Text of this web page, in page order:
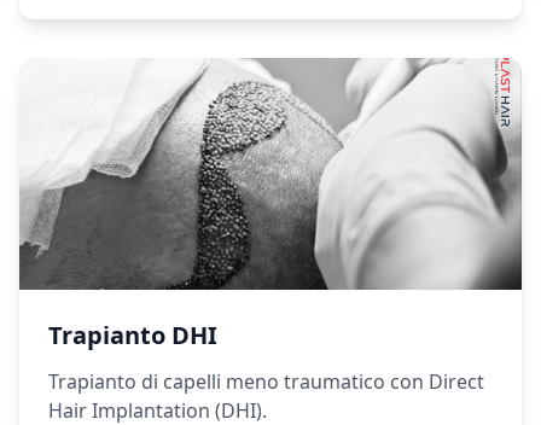
Trapianto DHI
Trapianto di capelli meno traumatico con Direct
Hair Implantation (DHI).